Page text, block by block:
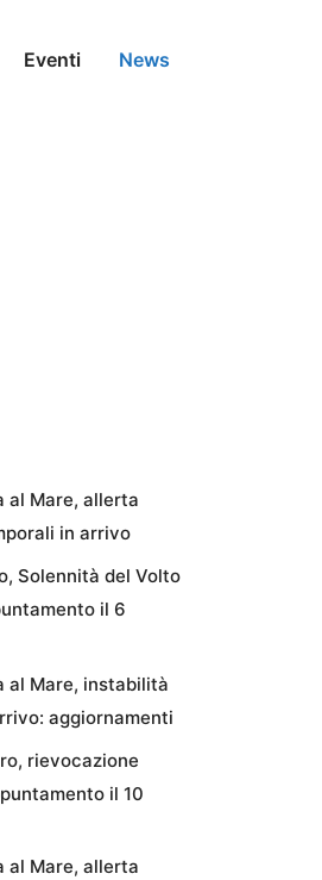
Eventi News
al Mare, allerta
in arrivo
Solennità del Volto
il 6
al Mare, instabilità
aggiornamenti
rievocazione
il 10
al Mare, allerta